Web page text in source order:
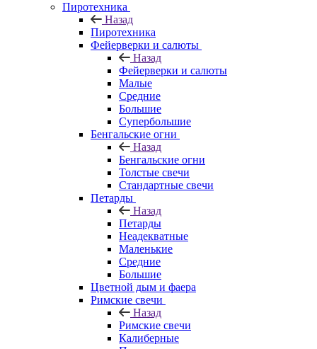
Пиротехника
Назад
Пиротехника
Фейерверки и салюты
Назад
Фейерверки и салюты
Малые
Средние
Большие
Супербольшие
Бенгальские огни
Назад
Бенгальские огни
Толстые свечи
Стандартные свечи
Петарды
Назад
Петарды
Неадекватные
Маленькие
Средние
Большие
Цветной дым и фаера
Римские свечи
Назад
Римские свечи
Калиберные